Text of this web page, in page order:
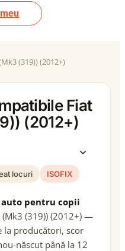
(319)) (2012+)
Fiat
(2012+)
locuri ISOFIX
auto pentru copii
(Mk3 (319)) (2012+) —
la producători, scor
născut până la 12